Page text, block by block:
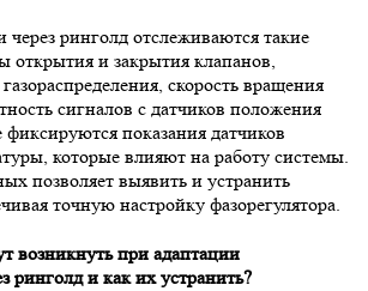
через ринголд отслеживаются такие
открытия и закрытия клапанов,
скорость вращения
сигналов с датчиков положения
показания датчиков
которые влияют на работу системы.
позволяет выявить и устранить
точную настройку фазорегулятора.
возникнуть при адаптации
ринголд и как их устранить?